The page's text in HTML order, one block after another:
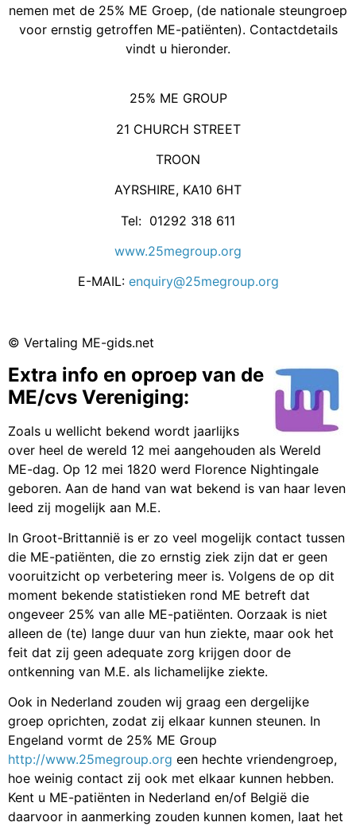
nemen met de 25% ME Groep, (de nationale steungroep
voor ernstig getroffen ME-patiënten). Contactdetails
vindt u hieronder.
25% ME GROUP
21 CHURCH STREET
TROON
AYRSHIRE, KA10 6HT
Tel: 01292 318 611
www.25megroup.org
E-MAIL: enquiry@25megroup.org
© Vertaling ME-gids.net
Extra info en oproep van de
ME/cvs Vereniging:
Zoals u wellicht bekend wordt jaarlijks
over heel de wereld 12 mei aangehouden als Wereld
ME-dag. Op 12 mei 1820 werd Florence Nightingale
geboren. Aan de hand van wat bekend is van haar leven
leed zij mogelijk aan M.E.
In Groot-Brittannië is er zo veel mogelijk contact tussen
die ME-patiënten, die zo ernstig ziek zijn dat er geen
vooruitzicht op verbetering meer is. Volgens de op dit
moment bekende statistieken rond ME betreft dat
ongeveer 25% van alle ME-patiënten. Oorzaak is niet
alleen de (te) lange duur van hun ziekte, maar ook het
feit dat zij geen adequate zorg krijgen door de
ontkenning van M.E. als lichamelijke ziekte.
Ook in Nederland zouden wij graag een dergelijke
groep oprichten, zodat zij elkaar kunnen steunen. In
Engeland vormt de 25% ME Group
http://www.25megroup.org een hechte vriendengroep,
hoe weinig contact zij ook met elkaar kunnen hebben.
Kent u ME-patiënten in Nederland en/of België die
daarvoor in aanmerking zouden kunnen komen, laat het